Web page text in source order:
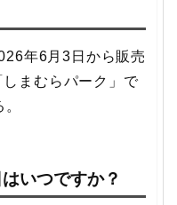
年6月3日から販売
まむらパーク」で
いつですか？